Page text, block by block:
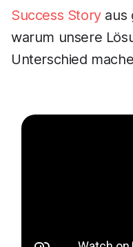
Success Storyaus
warum unsere
Unterschied